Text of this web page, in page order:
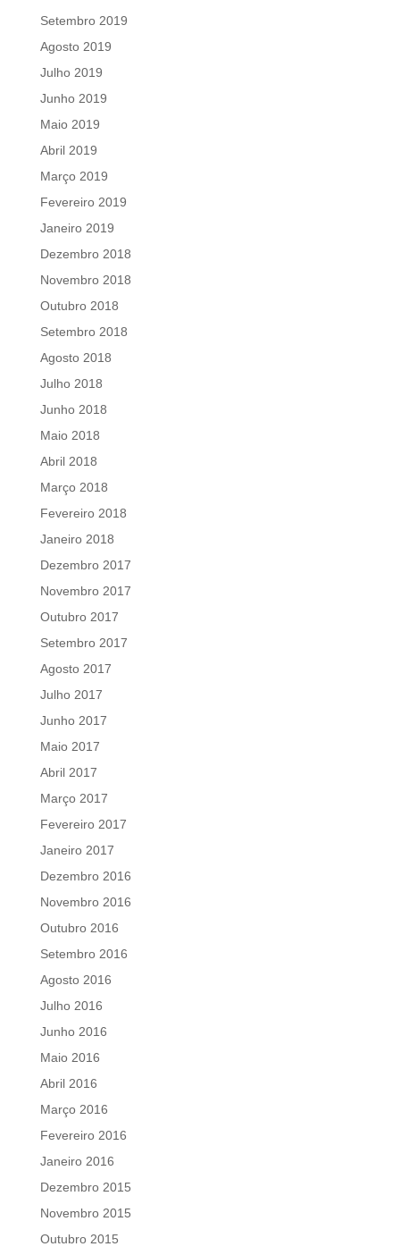
Setembro 2019
Agosto 2019
Julho 2019
Junho 2019
Maio 2019
Abril 2019
Março 2019
Fevereiro 2019
Janeiro 2019
Dezembro 2018
Novembro 2018
Outubro 2018
Setembro 2018
Agosto 2018
Julho 2018
Junho 2018
Maio 2018
Abril 2018
Março 2018
Fevereiro 2018
Janeiro 2018
Dezembro 2017
Novembro 2017
Outubro 2017
Setembro 2017
Agosto 2017
Julho 2017
Junho 2017
Maio 2017
Abril 2017
Março 2017
Fevereiro 2017
Janeiro 2017
Dezembro 2016
Novembro 2016
Outubro 2016
Setembro 2016
Agosto 2016
Julho 2016
Junho 2016
Maio 2016
Abril 2016
Março 2016
Fevereiro 2016
Janeiro 2016
Dezembro 2015
Novembro 2015
Outubro 2015